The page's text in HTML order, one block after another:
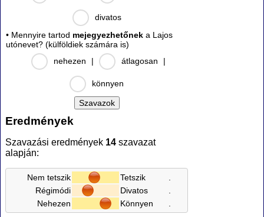
divatos
• Mennyire tartod mejegyezhetőnek a Lajos
utónevet? (külföldiek számára is)
nehezen
| átlagosan |
könnyen
Eredmények
Szavazási eredmények 14 szavazat
alapján:
Nem tetszik Tetszik
Régimódi
Divatos
Nehezen
Könnyen